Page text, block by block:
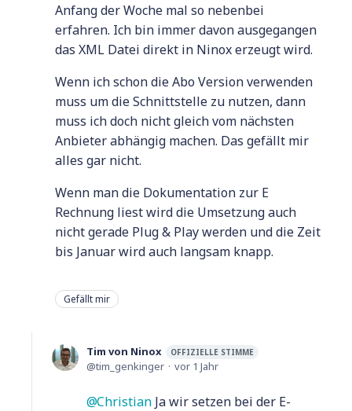
Anfang der Woche mal so nebenbei
erfahren. Ich bin immer davon ausgegangen
das XML Datei direkt in Ninox erzeugt wird.
Wenn ich schon die Abo Version verwenden
muss um die Schnittstelle zu nutzen, dann
muss ich doch nicht gleich vom nächsten
Anbieter abhängig machen. Das gefällt mir
alles gar nicht.
Wenn man die Dokumentation zur E
Rechnung liest wird die Umsetzung auch
nicht gerade Plug & Play werden und die Zeit
bis Januar wird auch langsam knapp.
Gefällt mir
Tim von Ninox OFFIZIELLE STIMME
tim_genkinger vor 1 Jahr
Christian Ja wir setzen bei der E-